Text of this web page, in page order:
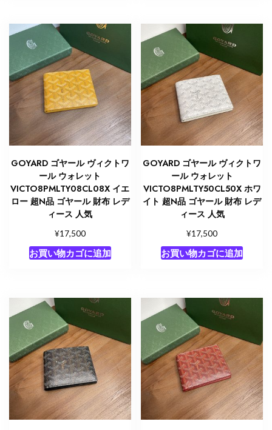
GOYARD ゴヤール ヴィクトワ
ール ウォレット
VICTO8PMLTY08CL08X イエ
ロー 超N品 ゴヤール 財布 レデ
ィース 人気
¥17,500
お買い物カゴに追加
GOYARD ゴヤール ヴィクトワ
ール ウォレット
VICTO8PMLTY50CL50X ホワ
イト 超N品 ゴヤール 財布 レデ
ィース 人気
¥17,500
お買い物カゴに追加